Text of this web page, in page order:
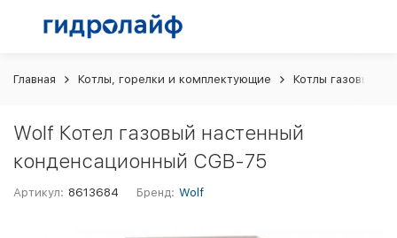
Главная Котлы, горелки и комплектующие Котлы газовые
Wolf Котел газовый настенный
конденсационный CGB-75
Артикул: 8613684 Бренд: Wolf